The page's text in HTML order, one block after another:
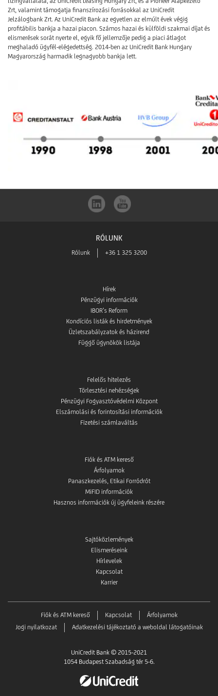
Zrt, valamint támogatja finanszírozási forrásokkal az UniCredit
Jelzálogbank Zrt. Az UniCredit Bank az egyetlen az elmúlt évek végig
profitábilis bankja a hazai piacon. Számos hazai és külföldi szakmai díjat és
elismerések sorát nyerte el, egyik fő jellemzője pedig a piaci átlagot
meghaladó ügyfél-elégedettség. 2014-ben az UniCredit Bank Hungary
Magyarország harmadik legnagyobb bankja lett.
RÓLUNK
Rólunk +36 1 325 3200
Hírek
Pénzügyi információk
IBOR’s Reform
Kondíciós listák és hirdetmények
Üzletszabályzatok és házirend
Függő ügynökök listája
Felelős hitelezés
Törlesztési nehézségek
Pénzügyi Fogyasztóvédelmi Központ
Elszámolási és forintosítási információk
Fizetési számlaváltás
Fiók és ATM kereső
Árfolyamok
Panaszkezelés, Etikai Forródrót
MiFID információk
Hasznos információk új ügyfeleink részére
Sajtóközlemények
Elismeréseink
Hírlevelek
Kapcsolat
Karrier
Fiók és ATM kereső Kapcsolat
Árfolyamok
Jogi nyilatkozat
Adatkezelési tájékoztató a weboldal látogatóinak
UniCredit Bank © 2015-2021
1054 Budapest Szabadság tér 5-6.